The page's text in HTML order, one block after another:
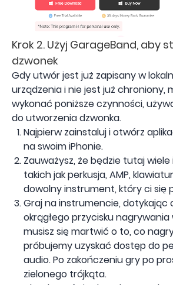
Krok 2. Użyj GarageBand, aby
dzwonek
Gdy utwór jest już zapisany w
urządzenia i nie jest już chroniony,
wykonać poniższe czynności,
do utworzenia dzwonka.
Najpierw zainstaluj i otwórz
na swoim iPhonie.
Zauważysz, że będzie tutaj
takich jak perkusja, AMP,
dowolny instrument, który ci się
Graj na instrumencie, dotykając
okrągłego przycisku nagrywania
musisz się martwić o to, co
próbujemy uzyskać dostęp do
audio. Po zakończeniu gry po
zielonego trójkąta.